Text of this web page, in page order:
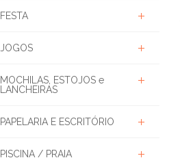
FESTA
JOGOS
MOCHILAS, ESTOJOS e
LANCHEIRAS
PAPELARIA E ESCRITÓRIO
PISCINA / PRAIA